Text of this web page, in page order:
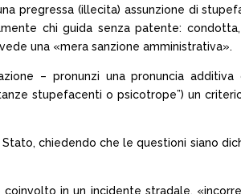
pregressa (illecita) assunzione di
chi guida senza patente: condotta,
una «mera sanzione amministrativa».
– pronunzi una pronuncia additiva
stupefacenti o psicotrope”) un
chiedendo che le questioni siano
in un incidente stradale,